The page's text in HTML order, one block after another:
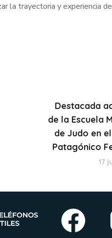
la trayectoria y experiencia
Destacada
de la Escuela
de Judo en
Patagónico
17